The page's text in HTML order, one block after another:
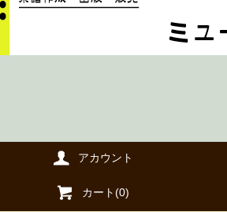
アカウント
カート(0)